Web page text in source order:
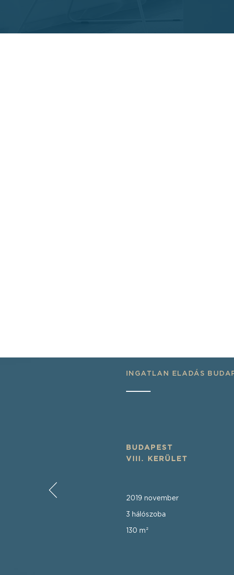
INGATLAN ELADÁS
BUDAPEST
VIII. KERÜLET
2019 november
3 hálószoba
130 m²